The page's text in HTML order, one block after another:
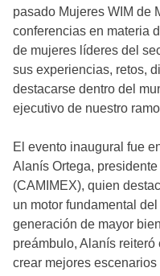
pasado Mujeres WIM de
conferencias en materia
de mujeres líderes del
sus experiencias, retos,
destacarse dentro del
ejecutivo de nuestro
El evento inaugural fue
Alanís Ortega,
(CAMIMEX), quien
un motor fundamental
generación de mayor
preámbulo, Alanís
crear mejores